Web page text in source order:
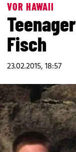
VOR HAWAII
Fisch
23.02.2015, 18:57